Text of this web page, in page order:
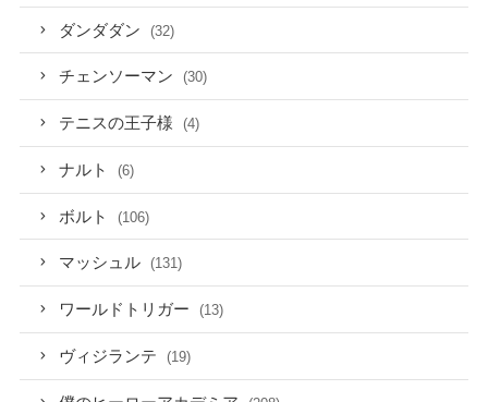
ダンダダン (32)
チェンソーマン (30)
テニスの王子様 (4)
ナルト (6)
ボルト (106)
マッシュル (131)
ワールドトリガー (13)
ヴィジランテ (19)